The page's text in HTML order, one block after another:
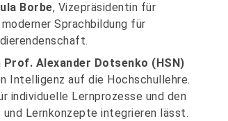
Borbe, Vizepräsidentin für
Sprachbildung für
Prof. Alexander Dotsenko (HSN)
Intelligenz auf die Hochschullehre.
individuelle Lernprozesse und den
Lernkonzepte integrieren lässt.